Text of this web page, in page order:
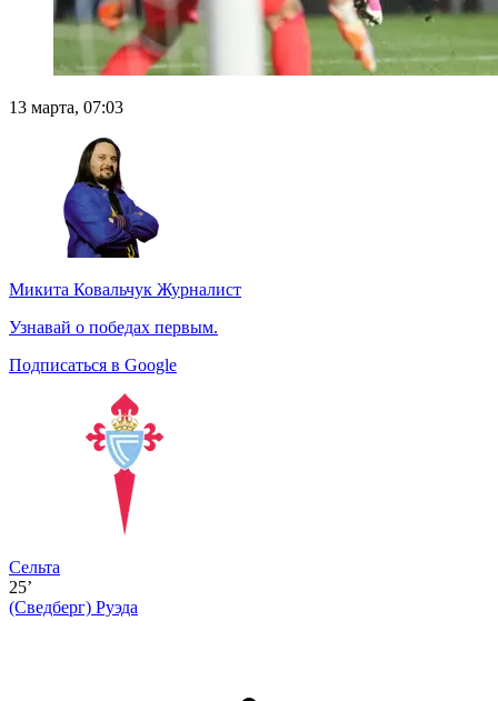
13 марта, 07:03
Микита Ковальчук Журналист
Узнавай о победах первым.
Подписаться в Google
Сельта
25’
(Сведберг) Руэда